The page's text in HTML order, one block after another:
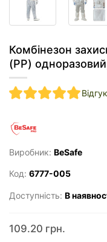
Комбінезон
(PP)
Виробник: BeSafe
Код: 6777-005
Доступність: В
109.20 грн.